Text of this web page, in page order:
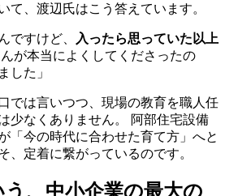
て、渡辺氏はこう答えています。
ですけど、
入ったら思っていた以上
が本当によくしてくださったの
した」
では言いつつ、現場の教育を職人任
少なくありません。 阿部住宅設備
「今の時代に合わせた育て方」へと
、定着に繋がっているのです。
う、中小企業の最大の